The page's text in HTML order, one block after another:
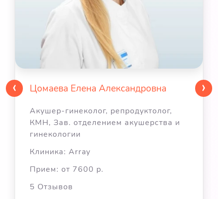
Цомаева Елена Александровна
Акушер-гинеколог, репродуктолог,
КМН, Зав. отделением акушерства и
гинекологии
Клиника: Array
Прием: от 7600 р.
5 Отзывов
‹ ›